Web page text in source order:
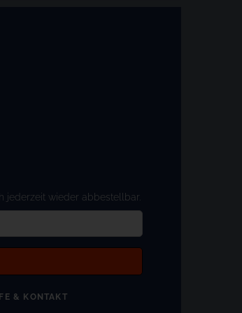
jederzeit wieder abbestellbar.
& KONTAKT